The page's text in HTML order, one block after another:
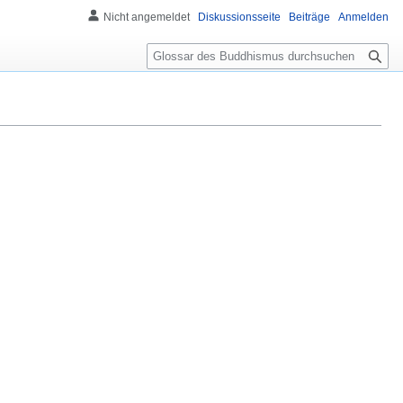
Nicht angemeldet Diskussionsseite Beiträge Anmelden
S
u
e